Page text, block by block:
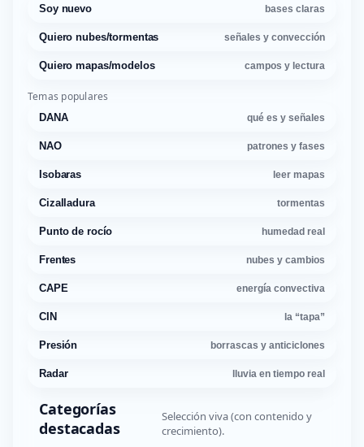
Soy nuevo bases claras
Quiero nubes/tormentas señales y convección
Quiero mapas/modelos campos y lectura
Temas populares
DANA qué es y señales
NAO patrones y fases
Isobaras leer mapas
Cizalladura tormentas
Punto de rocío humedad real
Frentes nubes y cambios
CAPE energía convectiva
CIN la “tapa”
Presión borrascas y anticiclones
Radar lluvia en tiempo real
Categorías
destacadas
Selección viva (con contenido y
crecimiento).